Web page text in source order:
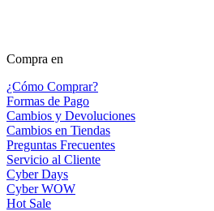
Compra en
¿Cómo Comprar?
Formas de Pago
Cambios y Devoluciones
Cambios en Tiendas
Preguntas Frecuentes
Servicio al Cliente
Cyber Days
Cyber WOW
Hot Sale